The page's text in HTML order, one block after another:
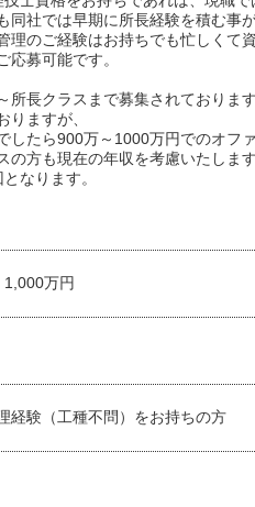
同社では早期に所長経験を積む事が
理のご経験はお持ちでも忙しくて
応募可能です。
所長クラスまで募集されておりま
りますが、
したら900万～1000万円でのオフ
の方も現在の年収を考慮いたします
なります。
万円
経験（工種不問）をお持ちの方